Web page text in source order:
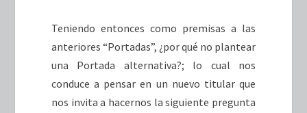
Teniendo entonces como premisas a las
anteriores “Portadas”, ¿por qué no plantear
una Portada alternativa?; lo cual nos
conduce a pensar en un nuevo titular que
nos invita a hacernos la siguiente pregunta